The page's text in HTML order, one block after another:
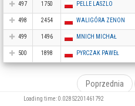
497 1750 PELLE LASZLO
498 2454 WALIGÓRA ZENON
499 1496 MNICH MICHAŁ
500 1898 PYRCZAK PAWEŁ
Poprzednia
Loading time: 0.02852201461792